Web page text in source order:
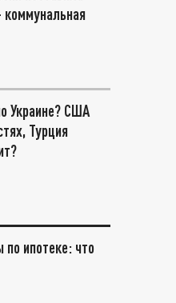
коммунальная
Украине? США
Турция
ипотеке: что